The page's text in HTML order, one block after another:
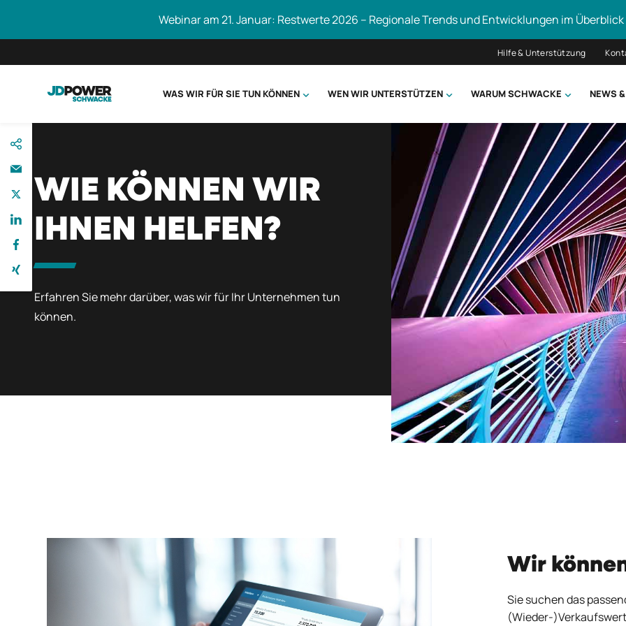
zum
Inhalt
Webinar am 21. Januar: Restwerte 2026 – Regionale Trends und Entwicklungen im Überblick
Hilfe & Unterstützung
WAS WIR FÜR SIE TUN KÖNNEN WEN WIR UNTERSTÜTZEN WARUM SCHWACKE NEWS
WIE KÖNNEN WIR
IHNEN HELFEN?
Erfahren Sie mehr darüber, was wir für Ihr Unternehmen tun
können.
Wir
Sie suchen das
(Wieder-